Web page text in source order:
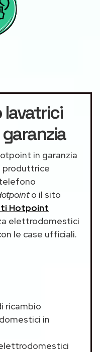
lavatrici
in garanzia
produttrice
o il sito
Hotpoint
elettrodomestici
le case ufficiali.
ricambio
in